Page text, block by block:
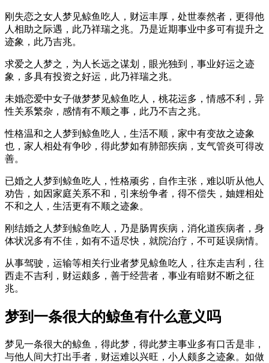
刚失恋之女人梦见鲸鱼吃人，财运丰厚，处世泰然者，更得他
人相助之际遇，此乃祥瑞之兆。乃是近期事业中多可有提升之
迹象，此乃吉兆。
求爱之人梦之，为人长远之谋划，眼光独到，事业好运之迹
象，多具有投资之好运，此乃祥瑞之兆。
未婚恋爱中女子做梦梦见鲸鱼吃人，桃花运多，情感不利，异
性关系繁杂，感情有不顺之事，此乃不吉之兆。
性格温和之人梦到鲸鱼吃人，生活不顺，家中有变故之迹象
也，家人相处有争吵，得此梦如有肺部疾病，支气管炎可得改
善。
已婚之人梦到鲸鱼吃人，性格顽劣，自作主张，难以听从他人
劝告，如因家庭关系不和，引来纷争者，得不偿失，妯娌相处
不和之人，生活更有不顺之迹象。
刚结婚之人梦到鲸鱼吃人，乃是肠胃疾病，消化道疾病者，身
体状况多有不佳，如有不适尽快，就院治疗，不可延误病情。
从事驾驶，运输等相关行业者梦见鲸鱼吃人，往东走吉利，往
西走不吉利，财运颇多，善于经营者，事业有暗财不断之征
兆。
梦到一条很大的鲸鱼有什么意义吗
梦见一条很大的鲸鱼，得此梦，得此梦主事业多有口舌是非，
与他人间大打出手者，财运难以兴旺，小人颇多之迹象。如做